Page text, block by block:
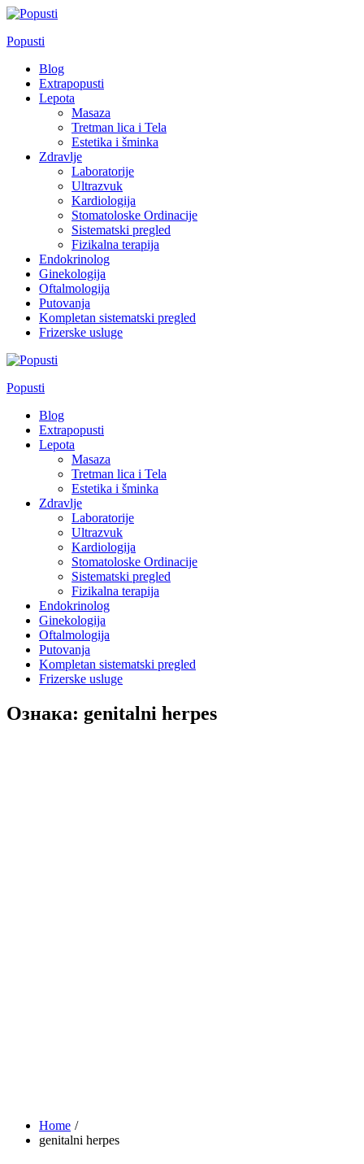
Skip
content
Popusti
Blog
Extrapopusti
Lepota
Masaza
Tretman lica i Tela
Estetika i šminka
Zdravlje
Laboratorije
Ultrazvuk
Kardiologija
Stomatoloske Ordinacije
Sistematski pregled
Fizikalna terapija
Endokrinolog
Ginekologija
Oftalmologija
Putovanja
Kompletan sistematski pregled
Frizerske usluge
Popusti
Blog
Extrapopusti
Lepota
Masaza
Tretman lica i Tela
Estetika i šminka
Zdravlje
Laboratorije
Ultrazvuk
Kardiologija
Stomatoloske Ordinacije
Sistematski pregled
Fizikalna terapija
Endokrinolog
Ginekologija
Oftalmologija
Putovanja
Kompletan sistematski pregled
Frizerske usluge
Ознака: genitalni herpes
Home
genitalni herpes